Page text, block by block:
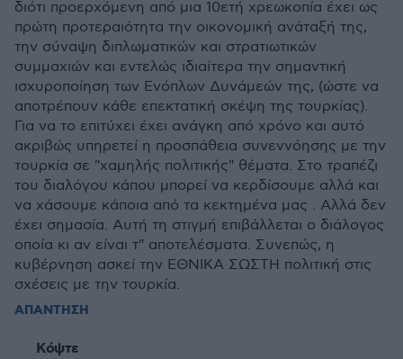
διότι προερχόμενη από μια 10ετή χρεωκοπία έχει ως
πρώτη προτεραιότητα την οικονομική ανάταξή της,
την σύναψη διπλωματικών και στρατιωτικών
συμμαχιών και εντελώς ιδιαίτερα την σημαντική
ισχυροποίηση των Ενόπλων Δυνάμεών της, (ώστε να
αποτρέπουν κάθε επεκτατική σκέψη της τουρκίας).
Για να το επιτύχει έχει ανάγκη από χρόνο και αυτό
ακριβώς υπηρετεί η προσπάθεια συνεννόησης με την
τουρκία σε "χαμηλής πολιτικής" θέματα. Στο τραπέζι
του διαλόγου κάπου μπορεί να κερδίσουμε αλλά και
να χάσουμε κάποια από τα κεκτημένα μας . Αλλά δεν
έχει σημασία. Αυτή τη στιγμή επιβάλλεται ο διάλογος
οποία κι αν είναι τ" αποτελέσματα. Συνεπώς, η
κυβέρνηση ασκεί την ΕΘΝΙΚΑ ΣΩΣΤΗ πολιτική στις
σχέσεις με την τουρκία.
ΑΠΑΝΤΗΣΗ
Κόψτε